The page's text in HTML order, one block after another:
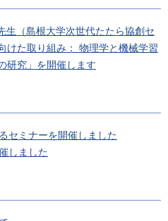
生（島根大学次世代たたら協創セ
けた取り組み： 物理学と機械学習
研究」を開催します
セミナーを開催しました
しました